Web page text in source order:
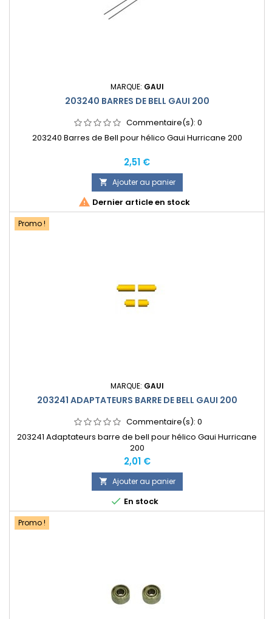
MARQUE: GAUI
203240 BARRES DE BELL GAUI 200
Commentaire(s): 0
203240 Barres de Bell pour hélico Gaui Hurricane 200
Prix
2,51 €
 Ajouter au panier
 Dernier article en stock
Promo !
MARQUE: GAUI
203241 ADAPTATEURS BARRE DE BELL GAUI 200
Commentaire(s): 0
203241 Adaptateurs barre de bell pour hélico Gaui Hurricane
200
Prix
2,01 €
 Ajouter au panier
 En stock
Promo !